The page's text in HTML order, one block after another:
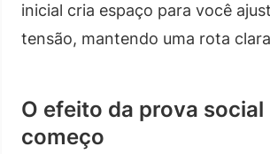
inicial cria espaço para você
tensão, mantendo uma rota
O efeito da prova social
começo